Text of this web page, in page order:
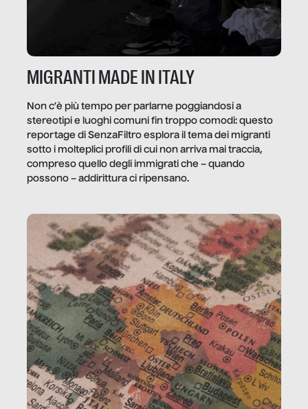
MIGRANTI MADE IN ITALY
Non c’è più tempo per parlarne poggiandosi a
stereotipi e luoghi comuni fin troppo comodi: questo
reportage di SenzaFiltro esplora il tema dei migranti
sotto i molteplici profili di cui non arriva mai traccia,
compreso quello degli immigrati che – quando
possono – addirittura ci ripensano.